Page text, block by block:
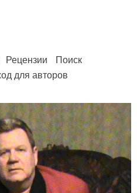
Рецензии
Поиск
для авторов